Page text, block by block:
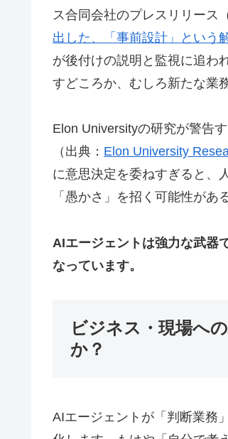
ス合同会社のプレスリリース
出した、「事前設計」という
が後付けの説明と監視に追わ
すどころか、むしろ新たな業
Elon Universityの研究が警告
（出典： Elon University
に意思決定を委ねすぎると、
「愚かさ」を招く可能性があ
AIエージェントは強力な武器
なっています。
ビジネス・現場へ
か？
AIエージェントが「判断業務